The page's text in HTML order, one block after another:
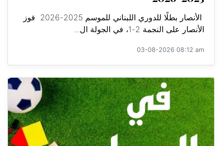
الأنصار بطلًا للدوري اللبناني للموسم 2025-2026 فوز
الأنصار على النجمة 2-1، في الجولة ال...
03-08-2026 08:12 am